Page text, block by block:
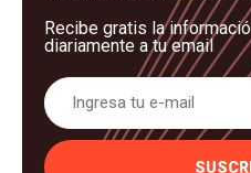
Recibe gratis la
diariamente a tu email